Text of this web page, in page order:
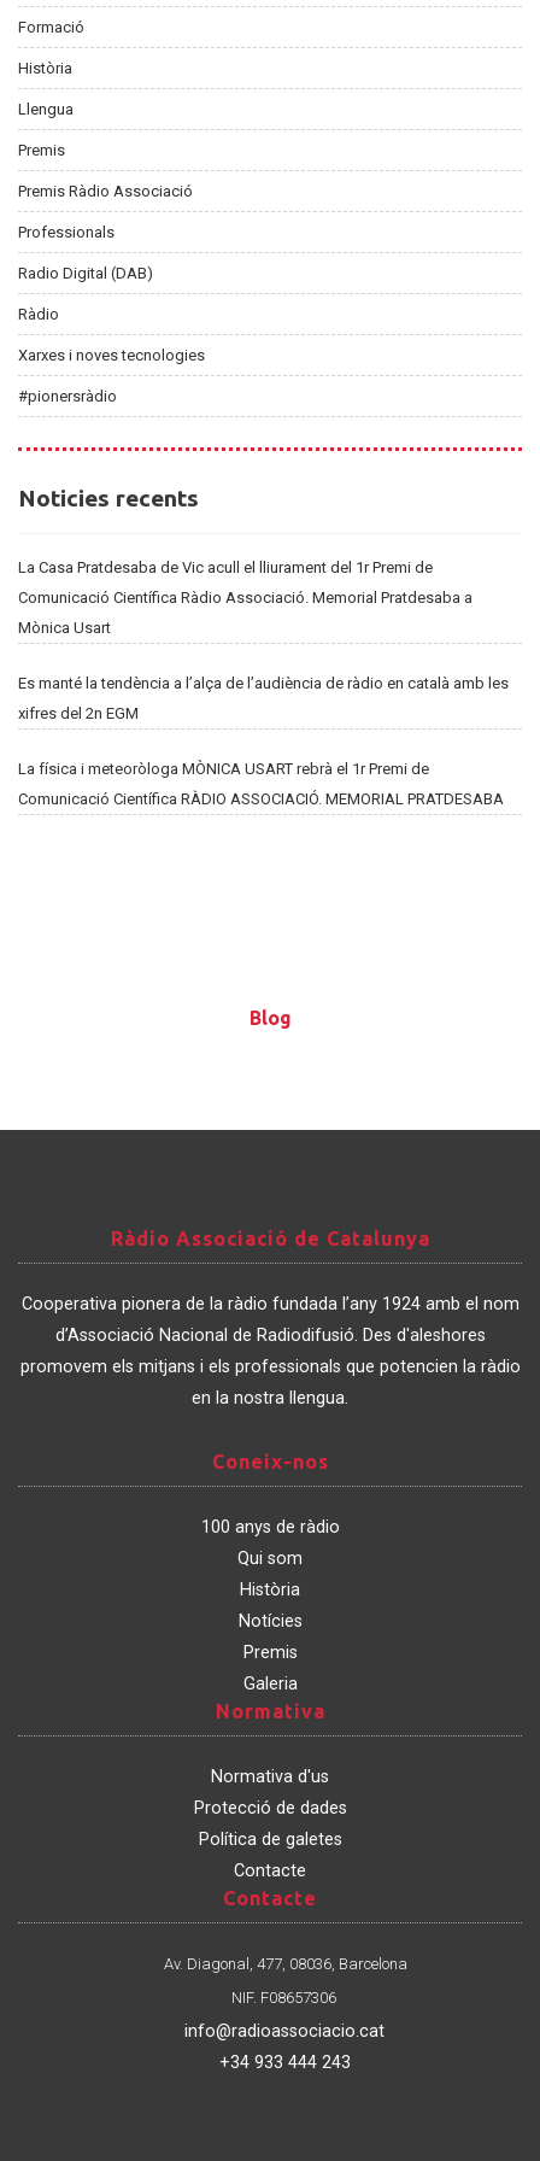
Formació
Història
Llengua
Premis
Premis Ràdio Associació
Professionals
Radio Digital (DAB)
Ràdio
Xarxes i noves tecnologies
#pionersràdio
Noticies
Noticies recents
La Casa Pratdesaba de Vic acull el lliurament del 1r Premi de
Comunicació Científica Ràdio Associació. Memorial Pratdesaba a
Mònica Usart
Es manté la tendència a l’alça de l’audiència de ràdio en català amb les
xifres del 2n EGM
La física i meteoròloga MÒNICA USART rebrà el 1r Premi de
Comunicació Científica RÀDIO ASSOCIACIÓ. MEMORIAL PRATDESABA
Blog
Blog
Associació
de
Catalunya
Ràdio Associació de Catalunya
Cooperativa pionera de la ràdio fundada l’any 1924 amb el nom
d’Associació Nacional de Radiodifusió. Des d'aleshores
promovem els mitjans i els professionals que potencien la ràdio
en la nostra llengua.
nos
Coneix-nos
100 anys de ràdio
Qui som
Història
Notícies
Premis
Galeria
Normativa
Normativa d'us
Protecció de dades
Política de galetes
Contacte
Contacte
Av. Diagonal, 477, 08036, Barcelona
NIF. F08657306
info@radioassociacio.cat
+34 933 444 243